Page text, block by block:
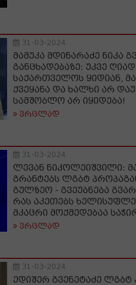
31-03-2024
მამუკა მდინარაძე ნიკა
განცხადებაზე: უკვე
საქართველოს ყიდიან,
ქვეყანა და ხალხი არ
სამშობლო არ იყიდება!
ვრცლად
31-03-2024
ლევან ნიკოლეიშვილი:
გრანტებს ლგბტ
გულზეო - გვეუბნება
რას აკეთებს
მკაცრი მოქმედებაა
ვრცლად
31-03-2024
ედიშერ გვენეტაძე ლგბტ